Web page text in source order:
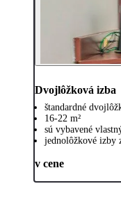
Dvojlôžková izba
štandardné
16-22 m²
sú vybavené
jednolôžkové izby
v cene